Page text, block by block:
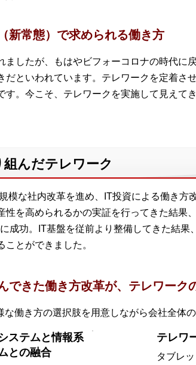
新常態）で求められる働き方
ましたが、もはやビフォーコロナの時代
だといわれています。テレワークを定着
す。今こそ、テレワークを実施して見えて
んだテレワーク
模な社内改革を進め、IT投資による働き方
性を高められるかの実証を行ってきた結
成功。IT基盤を従前より整備してきた結
とができました。
できた働き方改革が、テレワーク
な働き方の選択肢を用意しながら会社全体
ステムと情報系
との融合
テレワ
タブレ